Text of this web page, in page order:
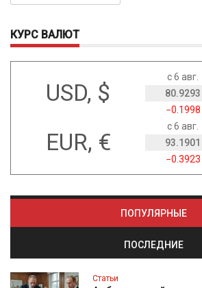
КУРС ВАЛЮТ
USD, $
с 6 авг.
80.9293
−0.1998
EUR, €
с 6 авг.
93.1901
−0.3923
ПОПУЛЯРНЫЕ
ПОСЛЕДНИЕ
Статьи